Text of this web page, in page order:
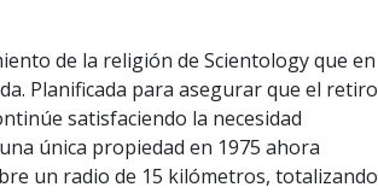
de la religión de Scientology que en
Planificada para asegurar que el retiro
satisfaciendo la necesidad
única propiedad en 1975 ahora
un radio de 15 kilómetros, totalizando